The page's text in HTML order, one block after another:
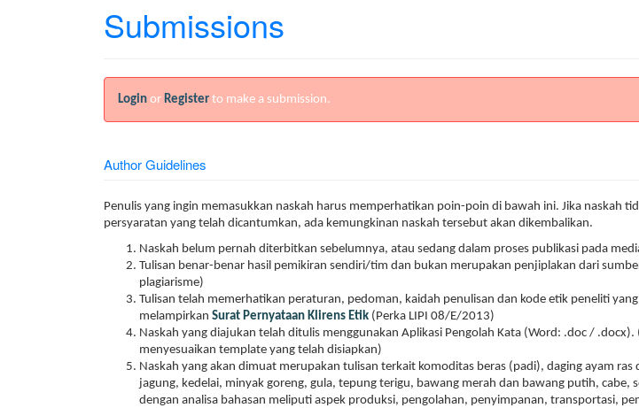
Submissions
Login or Register to make a submission.
Author Guidelines
Penulis yang ingin memasukkan naskah harus memperhatikan poin-poin di bawah ini. Jika naskah
persyaratan yang telah dicantumkan, ada kemungkinan naskah tersebut akan dikembalikan.
Naskah belum pernah diterbitkan sebelumnya, atau sedang dalam proses publikasi pada
Tulisan benar-benar hasil pemikiran sendiri/tim dan bukan merupakan penjiplakan dari
plagiarisme)
Tulisan telah memerhatikan peraturan, pedoman, kaidah penulisan dan kode etik peneliti
melampirkan Surat Pernyataan Klirens Etik (Perka LIPI 08/E/2013)
Naskah yang diajukan telah ditulis menggunakan Aplikasi Pengolah Kata (Word: .doc / .docx).
menyesuaikan template yang telah disiapkan)
Naskah yang akan dimuat merupakan tulisan terkait komoditas beras (padi), daging ayam ras
jagung, kedelai, minyak goreng, gula, tepung terigu, bawang merah dan bawang putih, cabe,
dengan analisa bahasan meliputi aspek produksi, pengolahan, penyimpanan, transportasi,